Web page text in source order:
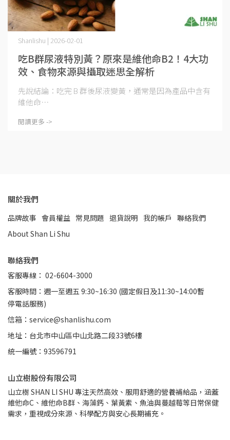
吃B群尿液特別黃？原來是維他命B2！4大功
效、食物來源與攝取迷思全解析
Shanlishu | 2026-02-01
先說結論：吃完 B 群後尿液變黃，通常是因為產品中含有
維他命⋯
閱讀更多 ->
關於我們
品牌故事 會員權益 常見問題 退貨說明 我的帳戶 聯絡我們
About Shan Li Shu
聯絡我們
客服專線： 02-6604-3000
客服時間：週一至週五 9:30~16:30 (國定假日及11:30~14:00暫
停電話服務)
信箱：service@shanlishu.com
地址：台北市中山區中山北路二段33號6樓
統一編號：93596791
山立樹股份有限公司
山立樹 SHAN LI SHU 專注天然高效、服用舒適的營養補給品，涵蓋
維他命C、維他命B群、海藻鈣、葉黃素、魚油與蔓越莓等日常保健
需求，重視成分來源、科學配方與安心長期補充。